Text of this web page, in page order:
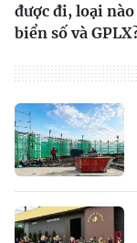
được đi, loại
biển số và